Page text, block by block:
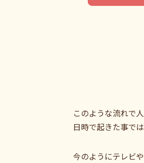
このような流れで
日時で起きた事で
今のようにテレビ